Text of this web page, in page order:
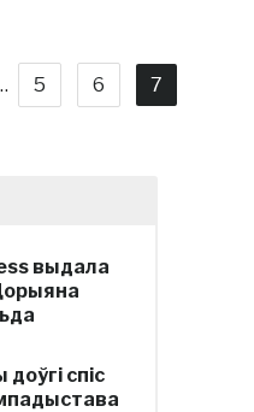
5 6 7
выдала
спіс